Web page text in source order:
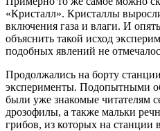
«Кристалл». Кристаллы
включения газа и влаги. И
объяснить такой исход
подобных явлений не
Продолжались на борту
эксперименты. Подопытными
были уже знакомые читателям
дрозофилы, а также мальки
грибов, из которых на станции